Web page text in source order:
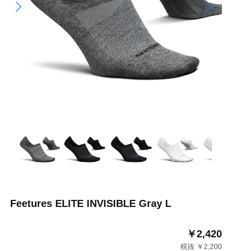
Feetures ELITE INVISIBLE Gray L
￥2,420
税抜 ￥2,200